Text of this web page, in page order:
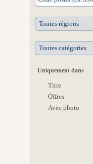
Uniquement dans
Titre
Offres
Avec photo